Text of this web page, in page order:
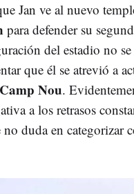
Jan ve al nuevo
para defender su
del estadio no
que él se atrevió a
Nou.
a los retrasos
duda en categorizar